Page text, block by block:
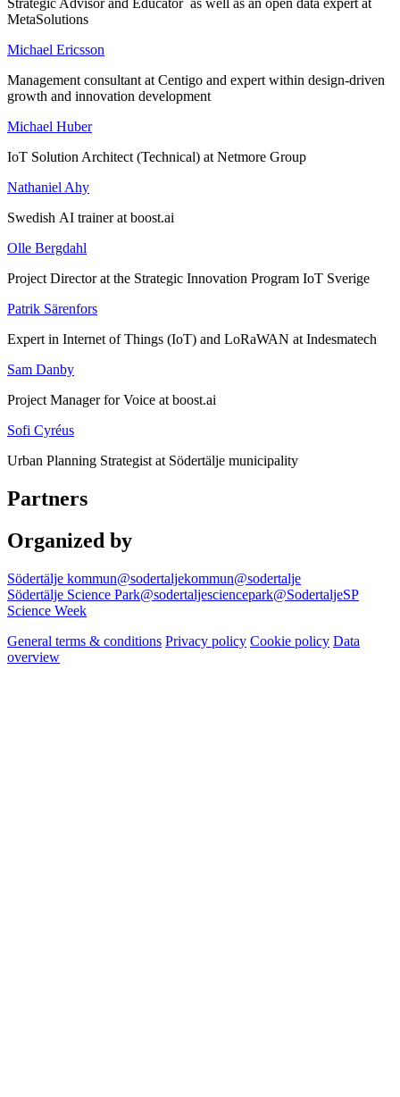
Strategic Advisor and Educator as well as an open data expert at
MetaSolutions
Michael Ericsson
Management consultant at Centigo and expert within design-driven
growth and innovation development
Michael Huber
IoT Solution Architect (Technical) at Netmore Group
Nathaniel Ahy
Swedish AI trainer at boost.ai
Olle Bergdahl
Project Director at the Strategic Innovation Program IoT Sverige
Patrik Särenfors
Expert in Internet of Things (IoT) and LoRaWAN at Indesmatech
Sam Danby
Project Manager for Voice at boost.ai
Sofi Cyréus
Urban Planning Strategist at Södertälje municipality
Partners
Organized by
Södertälje kommun@sodertaljekommun@sodertalje
Södertälje Science Park@sodertaljesciencepark@SodertaljeSP
Science Week
General terms & conditions Privacy policy Cookie policy Data
overview